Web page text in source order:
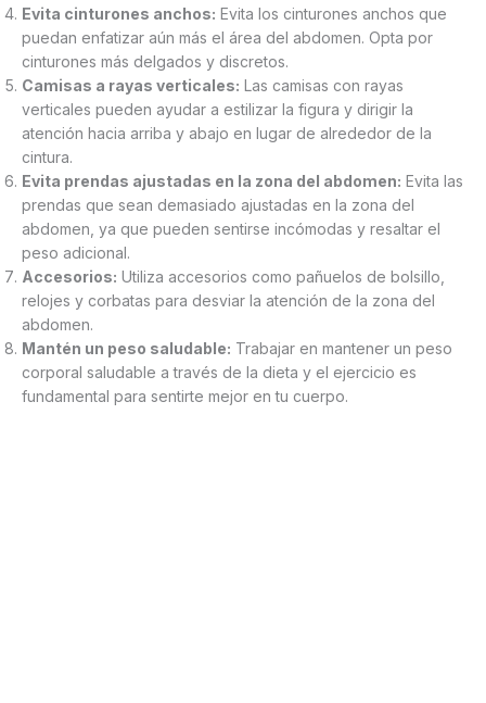
Evita cinturones anchos: Evita los cinturones anchos que
puedan enfatizar aún más el área del abdomen. Opta por
cinturones más delgados y discretos.
Camisas a rayas verticales: Las camisas con rayas
verticales pueden ayudar a estilizar la figura y dirigir la
atención hacia arriba y abajo en lugar de alrededor de la
cintura.
Evita prendas ajustadas en la zona del abdomen: Evita las
prendas que sean demasiado ajustadas en la zona del
abdomen, ya que pueden sentirse incómodas y resaltar el
peso adicional.
Accesorios: Utiliza accesorios como pañuelos de bolsillo,
relojes y corbatas para desviar la atención de la zona del
abdomen.
Mantén un peso saludable: Trabajar en mantener un peso
corporal saludable a través de la dieta y el ejercicio es
fundamental para sentirte mejor en tu cuerpo.